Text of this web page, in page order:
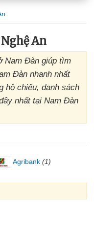
An
Nam Đàn giúp tìm
Đàn nhanh nhất
hộ chiếu, danh sách
nhất tại Nam Đàn
Agribank (1)